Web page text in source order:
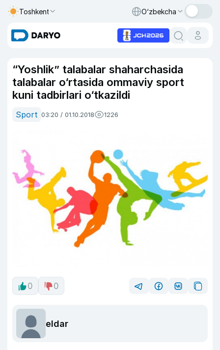
Toshkent O‘zbekcha
“Yoshlik” talabalar shaharchasida
talabalar o‘rtasida ommaviy sport
kuni tadbirlari o‘tkazildi
Sport 03:20 / 01.10.2018 1226
0 0
eldar